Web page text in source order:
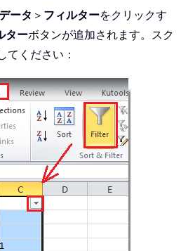
ータ ＞ フィルターをクリックす
ターボタンが追加されます。スク
てください：